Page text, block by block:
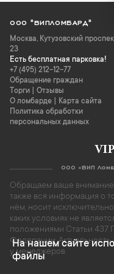
ООО "ВИПЛОМБАРД"
Москва, Кутузовский
23
Есть бесплатная парковка!
+7 (495) 212-12-77
Обращение граждан
Торги
Отзывы
О ломбарде
Карта сайта
Политика обработки
персональных данных
ООО «ВИП
Обращаем ваше внимание
также вся информация о
нём, носит
каких условиях не
положениями Статьи 437
Федерации. Актуальность
у менеджеров.
На нашем сайте
файлы